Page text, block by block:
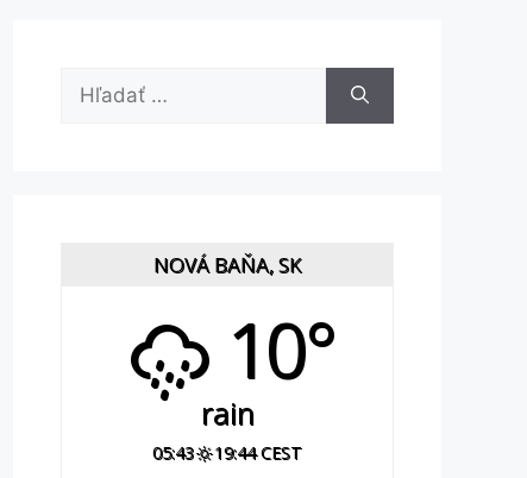
Hľadať:
NOVÁ BAŇA, SK
10°
rain
05:43 19:44 CEST